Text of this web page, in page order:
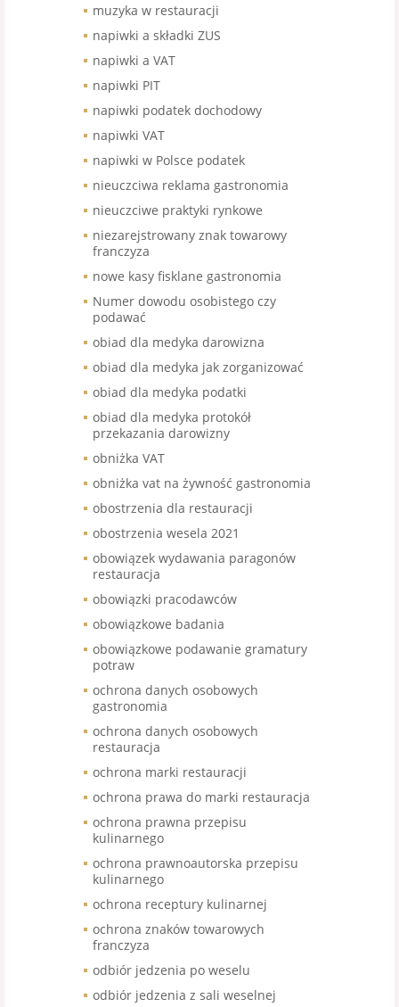
muzyka w restauracji
napiwki a składki ZUS
napiwki a VAT
napiwki PIT
napiwki podatek dochodowy
napiwki VAT
napiwki w Polsce podatek
nieuczciwa reklama gastronomia
nieuczciwe praktyki rynkowe
niezarejstrowany znak towarowy
franczyza
nowe kasy fisklane gastronomia
Numer dowodu osobistego czy
podawać
obiad dla medyka darowizna
obiad dla medyka jak zorganizować
obiad dla medyka podatki
obiad dla medyka protokół
przekazania darowizny
obniżka VAT
obniżka vat na żywność gastronomia
obostrzenia dla restauracji
obostrzenia wesela 2021
obowiązek wydawania paragonów
restauracja
obowiązki pracodawców
obowiązkowe badania
obowiązkowe podawanie gramatury
potraw
ochrona danych osobowych
gastronomia
ochrona danych osobowych
restauracja
ochrona marki restauracji
ochrona prawa do marki restauracja
ochrona prawna przepisu
kulinarnego
ochrona prawnoautorska przepisu
kulinarnego
ochrona receptury kulinarnej
ochrona znaków towarowych
franczyza
odbiór jedzenia po weselu
odbiór jedzenia z sali weselnej